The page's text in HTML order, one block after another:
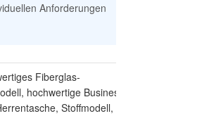
Anforderungen